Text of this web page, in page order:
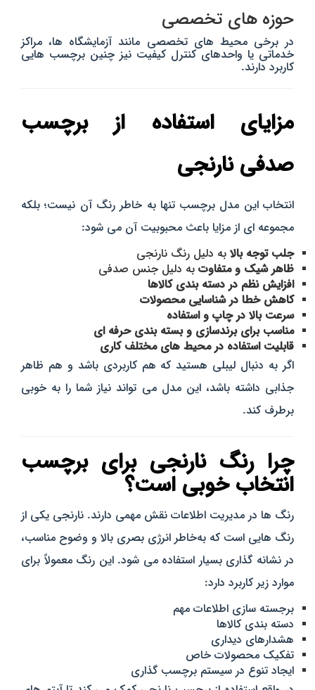
حوزه‌ های تخصصی
در برخی محیط‌ های تخصصی مانند آزمایشگاه‌ ها، مراکز
خدماتی یا واحدهای کنترل کیفیت نیز چنین برچسب‌ هایی
کاربرد دارند.
مزایای استفاده از برچسب
صدفی نارنجی
انتخاب این مدل برچسب تنها به خاطر رنگ آن نیست؛ بلکه
مجموعه‌ ای از مزایا باعث محبوبیت آن می‌ شود:
جلب توجه بالا به دلیل رنگ نارنجی
ظاهر شیک و متفاوت به دلیل جنس صدفی
افزایش نظم در دسته‌ بندی کالاها
کاهش خطا در شناسایی محصولات
سرعت بالا در چاپ و استفاده
مناسب برای برندسازی و بسته‌ بندی حرفه‌ ای
قابلیت استفاده در محیط‌ های مختلف کاری
اگر به دنبال لیبلی هستید که هم کاربردی باشد و هم ظاهر
جذابی داشته باشد، این مدل می‌ تواند نیاز شما را به‌ خوبی
برطرف کند.
چرا رنگ نارنجی برای برچسب
انتخاب خوبی است؟
رنگ‌ ها در مدیریت اطلاعات نقش مهمی دارند. نارنجی یکی از
رنگ‌ هایی است که به‌خاطر انرژی بصری بالا و وضوح مناسب،
در نشانه‌ گذاری بسیار استفاده می‌ شود. این رنگ معمولاً برای
موارد زیر کاربرد دارد:
برجسته‌ سازی اطلاعات مهم
دسته‌ بندی کالاها
هشدارهای دیداری
تفکیک محصولات خاص
ایجاد تنوع در سیستم برچسب‌ گذاری